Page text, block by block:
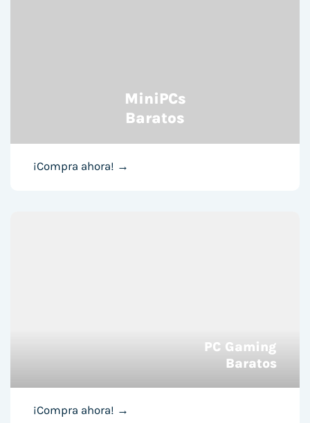
MiniPCs
Baratos
¡Compra ahora! →
PC Gaming
Baratos
¡Compra ahora! →